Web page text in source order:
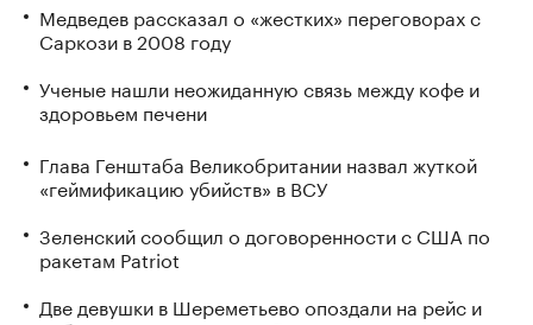
Медведев рассказал о «жестких» переговорах с
Саркози в 2008 году
Ученые нашли неожиданную связь между кофе и
здоровьем печени
Глава Генштаба Великобритании назвал жуткой
«геймификацию убийств» в ВСУ
Зеленский сообщил о договоренности с США по
ракетам Patriot
Две девушки в Шереметьево опоздали на рейс и